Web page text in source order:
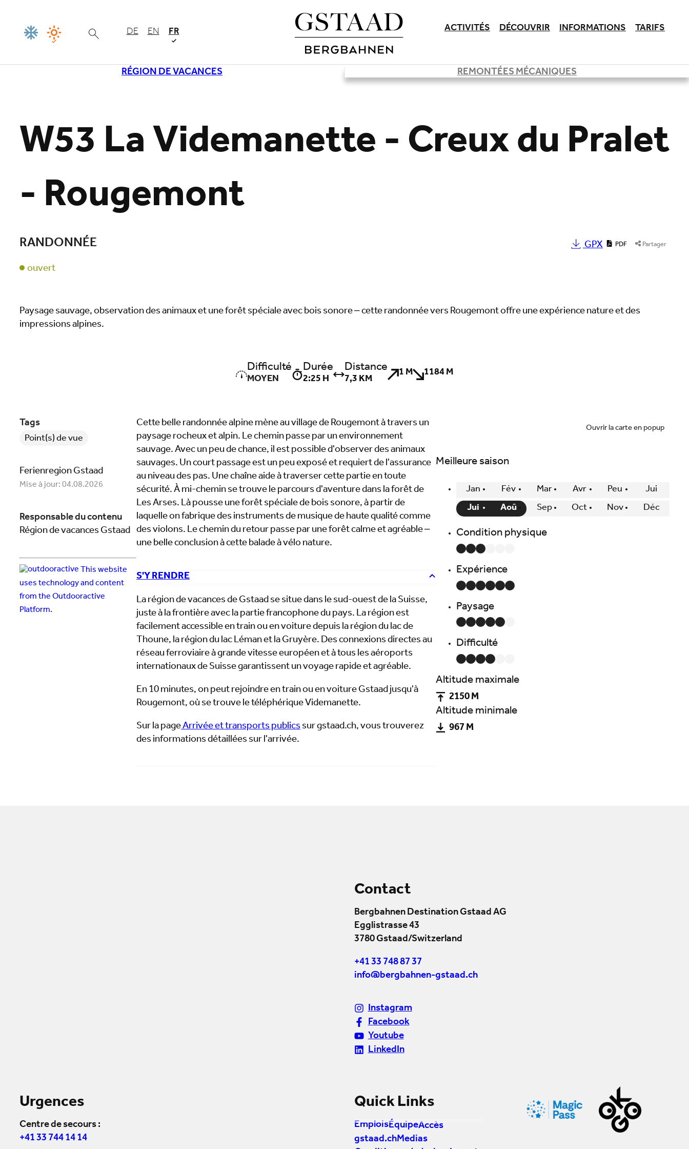
DE EN FR ACTIVITÉS DÉCOUVRIR INFORMATIONS TARIFS
RÉGION DE VACANCES
REMONTÉES MÉCANIQUES
W53 La Videmanette - Creux du Pralet
- Rougemont
RANDONNÉE GPX PDF Partager
ouvert
Paysage sauvage, observation des animaux et une forêt spéciale avec bois sonore – cette randonnée vers Rougemont offre une expérience nature et des
impressions alpines.
Difficulté
MOYEN
Durée
2:25 H
Distance
7,3 KM
1 M 1184 M
Tags
Point(s) de vue
Ferienregion Gstaad
Mise à jour: 04.08.2026
Responsable du contenu
Région de vacances Gstaad
This website
uses technology and content
from the Outdooractive
Platform.
Cette belle randonnée alpine mène au village de Rougemont à travers un
paysage rocheux et alpin. Le chemin passe par un environnement
sauvage. Avec un peu de chance, il est possible d'observer des animaux
sauvages. Un court passage est un peu exposé et requiert de l'assurance
au niveau des pas. Une chaîne aide à traverser cette partie en toute
sécurité. À mi-chemin se trouve le parcours d'aventure dans la forêt de
Les Arses. Là pousse une forêt spéciale de bois sonore, à partir de
laquelle on fabrique des instruments de musique de haute qualité comme
des violons. Le chemin du retour passe par une forêt calme et agréable –
une belle conclusion à cette balade à vélo nature.
S'Y RENDRE
La région de vacances de Gstaad se situe dans le sud-ouest de la Suisse,
juste à la frontière avec la partie francophone du pays. La région est
facilement accessible en train ou en voiture depuis la région du lac de
Thoune, la région du lac Léman et la Gruyère. Des connexions directes au
réseau ferroviaire à grande vitesse européen et à tous les aéroports
internationaux de Suisse garantissent un voyage rapide et agréable.
En 10 minutes, on peut rejoindre en train ou en voiture Gstaad jusqu'à
Rougemont, où se trouve le téléphérique Videmanette.
Sur la pageArrivée et transports publics sur gstaad.ch, vous trouverez
des informations détaillées sur l'arrivée.
Ouvrir la carte en popup
Meilleure saison
Jan Fév Mar Avr Peu
Jui
Jui
Aoû Sep Oct Nov Déc
Condition physique
Expérience
Paysage
Difficulté
Altitude maximale
2150 M
Altitude minimale
967 M
Contact
Bergbahnen Destination Gstaad AG
Egglistrasse 43
3780 Gstaad/Switzerland
+41 33 748 87 37
info@bergbahnen-gstaad.ch
Instagram
Facebook
Youtube
LinkedIn
Urgences
Centre de secours :
+41 33 744 14 14
Quick Links
EmploisÉquipeAccès
gstaad.chMedias